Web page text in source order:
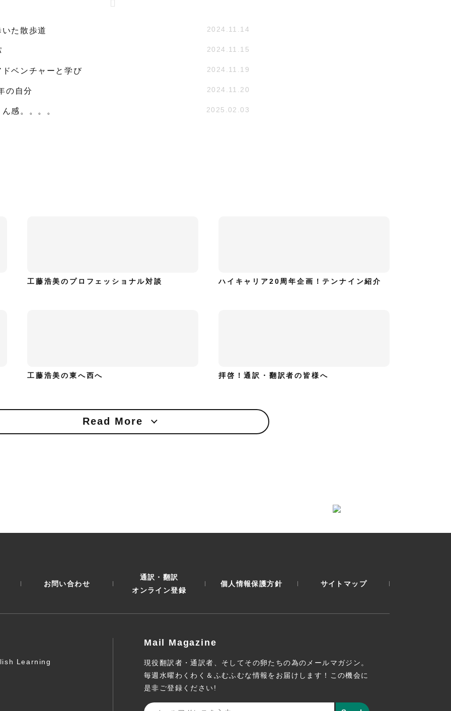
いた散歩道 2024.11.14
2024.11.15
ドベンチャーと学び 2024.11.19
の自分 2024.11.20
感。。。。 2025.02.03
工藤浩美のプロフェッショナル対談 ハイキャリア20周年企画！テンナイン紹介
工藤浩美の東へ西へ 拝啓！通訳・翻訳者の皆様へ
Read More
お問い合わせ
通訳・翻訳
オンライン登録
個人情報保護方針 サイトマップ
Learning
Mail Magazine
現役翻訳者・通訳者、そしてその卵たちの為のメールマガジン。
毎週水曜わくわく＆ふむふむな情報をお届けします！この機会に
是非ご登録ください!